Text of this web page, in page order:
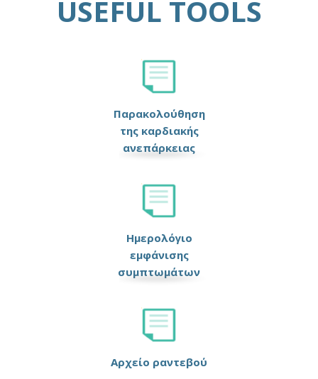
USEFUL TOOLS
Παρακολούθηση
της καρδιακής
ανεπάρκειας
Ημερολόγιο
εμφάνισης
συμπτωμάτων
Αρχείο ραντεβού